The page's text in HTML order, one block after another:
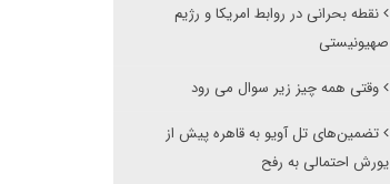
نقطه بحرانی در روابط امریکا و رژیم
صهیونیستی
وقتی همه چیز زیر سوال می رود
تضمین‌های تل آویو به قاهره پیش از
یورش احتمالی به رفح